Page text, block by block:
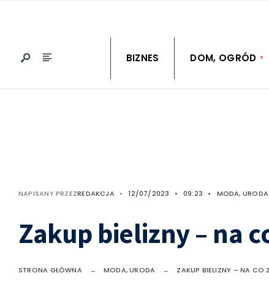
BIZNES DOM, OGRÓD
NAPISANY PRZEZREDAKCJA • 12/07/2023 • 09:23 • MODA, URODA
Zakup bielizny – na
STRONA GŁÓWNA MODA, URODA ZAKUP BIELIZNY – NA CO